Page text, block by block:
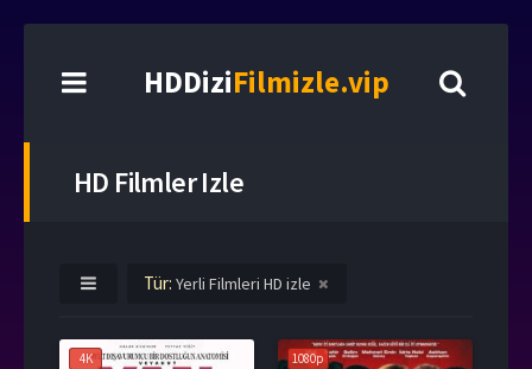
HDDiziFilmizle.vip
HD Filmler Izle
Tür: Yerli Filmleri HD izle
4K 1080p